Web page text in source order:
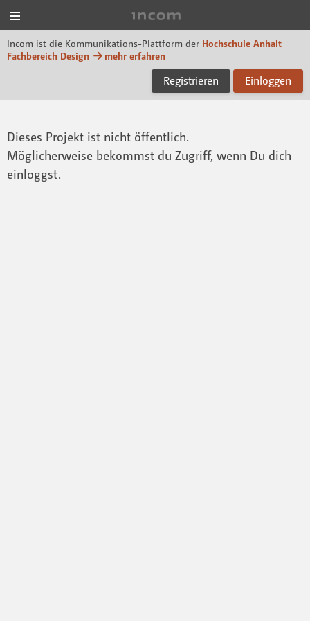
Incom ist die Kommunikations-Plattform der Hochschule Anhalt
Fachbereich Design
mehr erfahren
Registrieren Einloggen
Dieses Projekt ist nicht öffentlich.
Möglicherweise bekommst du Zugriff, wenn Du dich
einloggst.